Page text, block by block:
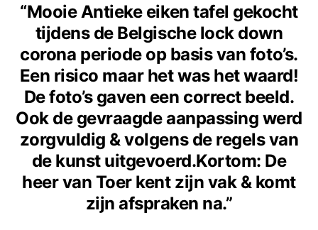
“Mooie Antieke eiken tafel gekocht
tijdens de Belgische lock down
corona periode op basis van foto’s.
Een risico maar het was het waard!
De foto’s gaven een correct beeld.
Ook de gevraagde aanpassing werd
zorgvuldig & volgens de regels van
de kunst uitgevoerd.Kortom: De
heer van Toer kent zijn vak & komt
zijn afspraken na.”